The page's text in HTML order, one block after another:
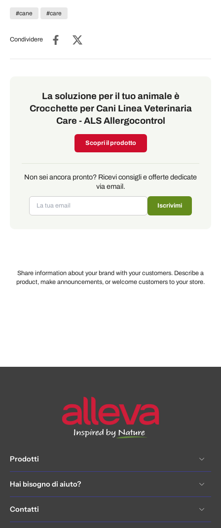
#cane #care
Condividere
La soluzione per il tuo animale è
Crocchette per Cani Linea Veterinaria
Care - ALS Allergocontrol
Scopri il prodotto
Non sei ancora pronto? Ricevi consigli e offerte dedicate
via email.
Iscrivimi
Share information about your brand with your customers. Describe a
product, make announcements, or welcome customers to your store.
Prodotti
Hai bisogno di aiuto?
Contatti